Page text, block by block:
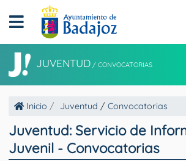
JUVENTUD / CONVOCATORIAS
Inicio Juventud / Convocatorias
Juventud: Servicio de
Juvenil - Convocatorias